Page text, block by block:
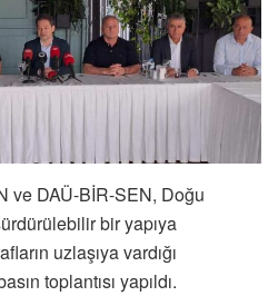
ve DAÜ-BİR-SEN, Doğu
bir yapıya
uzlaşıya vardığı
toplantısı yapıldı.